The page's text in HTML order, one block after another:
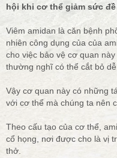
hội khi cơ thể giảm sức
Viêm amidan là căn bệnh
nhiên công dụng của của
cho việc bảo vệ cơ quan
thường nghĩ có thể cắt bỏ dễ
Vậy cơ quan này có những
với cơ thể mà chúng ta nên
Theo cấu tạo của cơ thể,
cổ họng, nơi được cho là vị
thở.